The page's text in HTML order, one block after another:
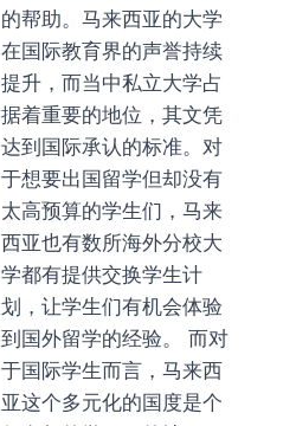
的帮助。马来西亚的大学
在国际教育界的声誉持续
提升，而当中私立大学占
据着重要的地位，其文凭
达到国际承认的标准。对
于想要出国留学但却没有
太高预算的学生们，马来
西亚也有数所海外分校大
学都有提供交换学生计
划，让学生们有机会体验
到国外留学的经验。 而对
于国际学生而言，马来西
亚这个多元化的国度是个